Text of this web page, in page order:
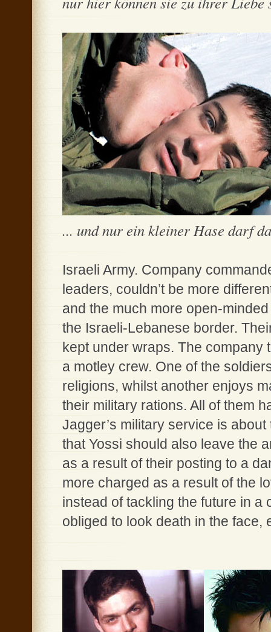
... und nur ein kleiner Hase darf
Israeli Army. Company
leaders, couldn’t be more
and the much more open-
the Israeli-Lebanese border.
kept under wraps. The company
a motley crew. One of the
religions, whilst another enjoys
their military rations. All of them
Jagger’s military service is
that Yossi should also leave the
as a result of their posting to a
more charged as a result of the
instead of tackling the future in
obliged to look death in the face,